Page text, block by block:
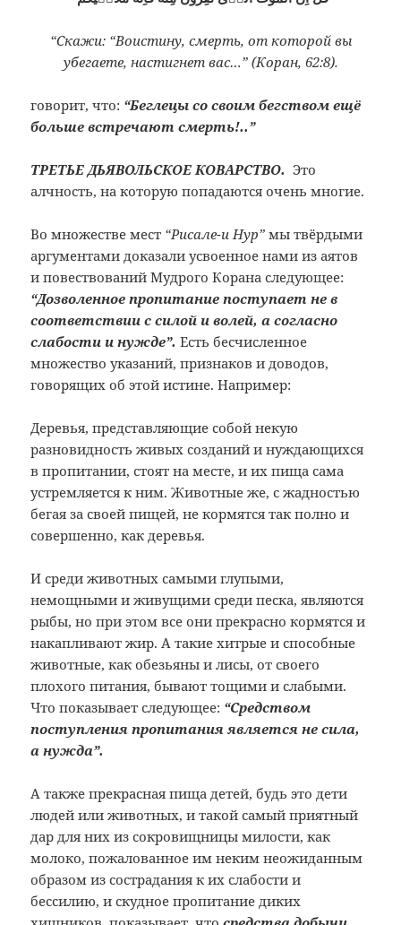
“Скажи: “Воистину, смерть, от которой вы
убегаете, настигнет вас…” (Коран, 62:8).
говорит, что: “Беглецы со своим бегством ещё
больше встречают смерть!..”
ТРЕТЬЕ ДЬЯВОЛЬСКОЕ КОВАРСТВО.Это
алчность, на которую попадаются очень многие.
Во множестве мест “Рисале-и Нур” мы твёрдыми
аргументами доказали усвоенное нами из аятов
и повествований Мудрого Корана следующее:
“Дозволенное пропитание поступает не в
соответствии с силой и волей, а согласно
слабости и нужде”. Есть бесчисленное
множество указаний, признаков и доводов,
говорящих об этой истине. Например:
Деревья, представляющие собой некую
разновидность живых созданий и нуждающихся
в пропитании, стоят на месте, и их пища сама
устремляется к ним. Животные же, с жадностью
бегая за своей пищей, не кормятся так полно и
совершенно, как деревья.
И среди животных самыми глупыми,
немощными и живущими среди песка, являются
рыбы, но при этом все они прекрасно кормятся и
накапливают жир. А такие хитрые и способные
животные, как обезьяны и лисы, от своего
плохого питания, бывают тощими и слабыми.
Что показывает следующее: “Средством
поступления пропитания является не сила,
а нужда”.
А также прекрасная пища детей, будь это дети
людей или животных, и такой самый приятный
дар для них из сокровищницы милости, как
молоко, пожалованное им неким неожиданным
образом из сострадания к их слабости и
бессилию, и скудное пропитание диких